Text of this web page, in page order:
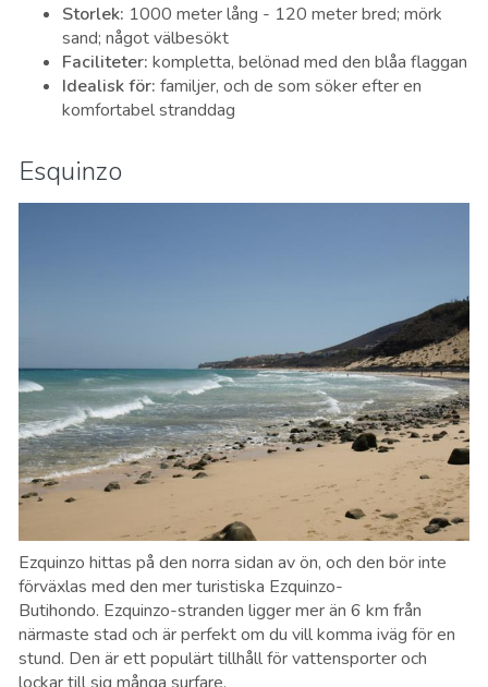
Storlek: 1000 meter lång - 120 meter bred; mörk
sand; något välbesökt
Faciliteter: kompletta, belönad med den blåa flaggan
Idealisk för: familjer, och de som söker efter en
komfortabel stranddag
Esquinzo
Ezquinzo hittas på den norra sidan av ön, och den bör inte
förväxlas med den mer turistiska Ezquinzo-
Butihondo. Ezquinzo-stranden ligger mer än 6 km från
närmaste stad och är perfekt om du vill komma iväg för en
stund. Den är ett populärt tillhåll för vattensporter och